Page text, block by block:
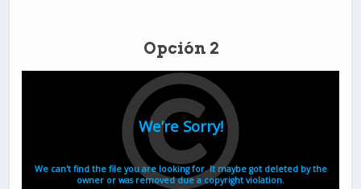
Opción 2